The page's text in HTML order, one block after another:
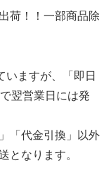
荷！！一部商品除
いますが、「即日
翌営業日には発
「代金引換」以外
となります。